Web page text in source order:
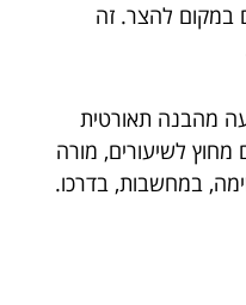
במקום להצר. זה
מהבנה תאורטית
לשיעורים, מורה
במחשבות, בדרכו.